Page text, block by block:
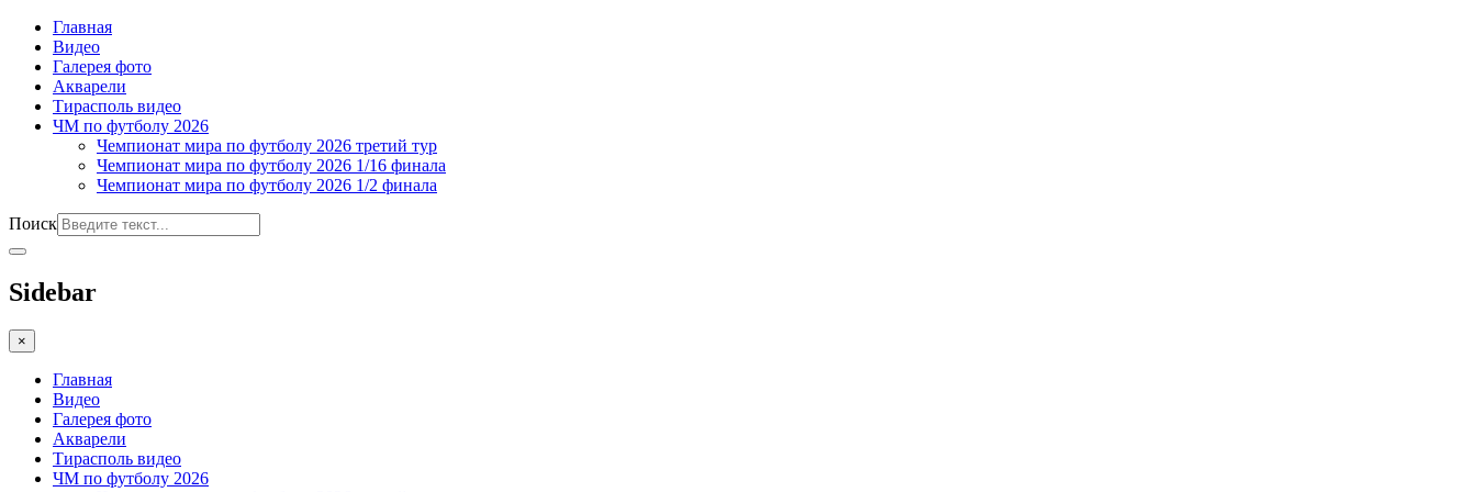
Главная
Видео
Галерея фото
Акварели
Тирасполь видео
ЧМ по футболу 2026
Чемпионат мира по футболу 2026 третий тур
Чемпионат мира по футболу 2026 1/16 финала
Чемпионат мира по футболу 2026 1/2 финала
Поиск
Sidebar
×
Главная
Видео
Галерея фото
Акварели
Тирасполь видео
ЧМ по футболу 2026